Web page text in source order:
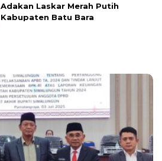
Adakan Laskar Merah Putih
Kabupaten Batu Bara